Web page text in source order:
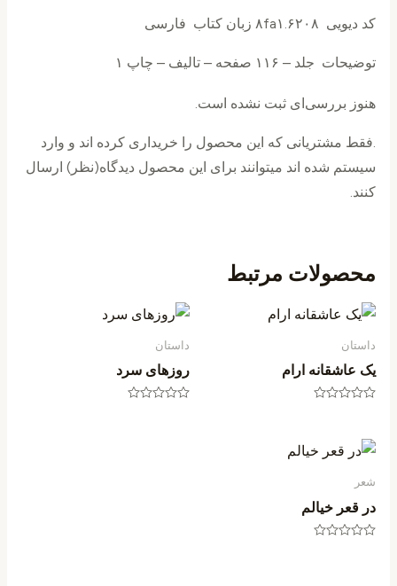
کد دیویی ۸fa۱.۶۲۰۸ زبان کتاب فارسی
توضیحات جلد – ۱۱۶ صفحه – تالیف – چاپ ۱
هنوز بررسی‌ای ثبت نشده است.
.فقط مشتریانی که این محصول را خریداری کرده اند و وارد
سیستم شده اند میتوانند برای این محصول دیدگاه(نظر) ارسال
کنند.
محصولات مرتبط
داستان
یک عاشقانه ارام
5
داستان
روزهای سرد
شعر
در قعر خیالم